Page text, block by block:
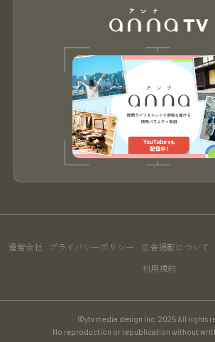
運営会社 プライバシーポリシー 広告掲載について
利用規約
©ytv media design Inc. 2025 All rights
No reproduction or republication without